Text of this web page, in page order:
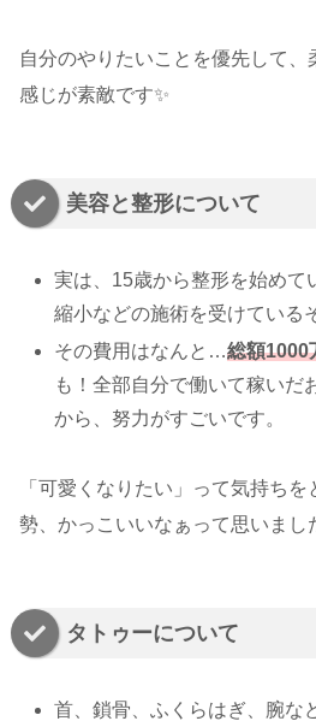
自分のやりたいことを優先して、
感じが素敵です✨
美容と整形について
実は、15歳から整形を始めて
縮小などの施術を受けている
その費用はなんと…総額1000
も！全部自分で働いて稼いだ
から、努力がすごいです。
「可愛くなりたい」って気持ち
勢、かっこいいなぁって思いまし
タトゥーについて
首、鎖骨、ふくらはぎ、腕な